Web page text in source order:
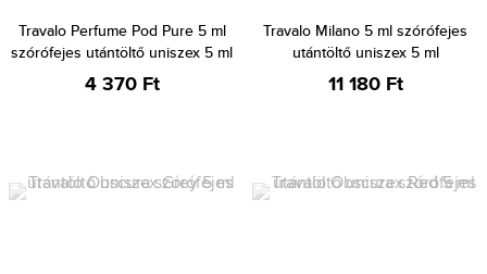
Travalo Perfume Pod Pure 5 ml
szórófejes utántöltő uniszex 5 ml
4 370 Ft
Travalo Milano 5 ml szórófejes
utántöltő uniszex 5 ml
11 180 Ft